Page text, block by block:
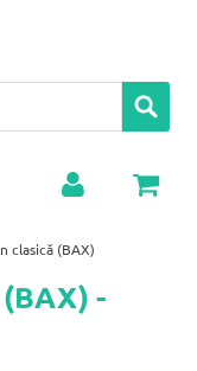
clasică (BAX)
-